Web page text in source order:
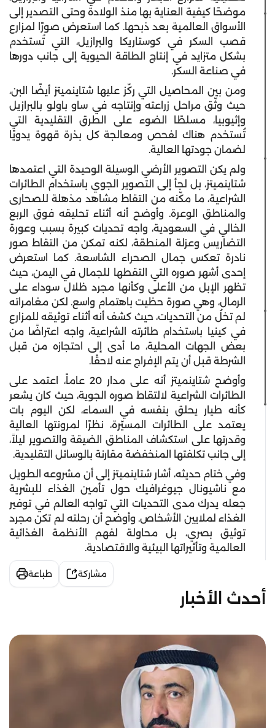
موضحًا كيفية العناية بها منذ الولادة وحتى التصدير إلى
الأسواق العالمية بعد ذبحها. كما استعرض صورًا لمزارع
قصب السكر في كوستاريكا والبرازيل، التي تُستخدم
بشكل متزايد في إنتاج الطاقة الحيوية إلى جانب دورها
في صناعة السكر.
ومن بين المحاصيل التي ركّز عليها شتاينميتز أيضًا البن،
حيث وثّق مراحل زراعته وإنتاجه في ساو باولو بالبرازيل
وإثيوبيا، مسلطًا الضوء على الطرق التقليدية التي
تُستخدم هناك لفحص ومعالجة كل بذرة قهوة يدويًا
لضمان جودتها العالية.
ولم يكن التصوير الأرضي الوسيلة الوحيدة التي اعتمدها
شتاينميتز، بل لجأ إلى التصوير الجوي باستخدام الطائرات
الشراعية، ما مكّنه من التقاط مشاهد مذهلة للصحارى
والمناطق الوعرة. وأوضح أنه أثناء تحليقه فوق الربع
الخالي في السعودية، واجه تحديات كبيرة بسبب وعورة
التضاريس وعزلة المنطقة، لكنه تمكن من التقاط صور
نادرة تعكس جمال الصحراء الشاسعة. كما استعرض
إحدى أشهر صوره التي التقطها للجمال في اليمن، حيث
تظهر الإبل من الأعلى وكأنها مجرد ظلال سوداء على
الرمال، وهي صورة حظيت باهتمام واسع. لكن مغامراته
لم تخلُ من التحديات، حيث كشف أنه أثناء توثيقه للمزارع
في كينيا باستخدام طائرته الشراعية، واجه اعتراضًا من
بعض الجهات المحلية، ما أدى إلى احتجازه من قبل
الشرطة قبل أن يتم الإفراج عنه لاحقًا.
وأوضح شتاينميتز أنه على مدار 20 عاماً، اعتمد على
الطائرات الشراعية لالتقاط صوره الجوية، حيث كان يشعر
كأنه طيار يحلق بنفسه في السماء، لكن اليوم بات
يعتمد على الطائرات المسيّرة، نظرًا لمرونتها العالية
وقدرتها على استكشاف المناطق الضيقة والتصوير ليلاً،
إلى جانب تكلفتها المنخفضة مقارنة بالوسائل التقليدية.
وفي ختام حديثه، أشار شتاينميتز إلى أن مشروعه الطويل
مع ناشيونال جيوغرافيك حول تأمين الغذاء للبشرية
جعله يدرك مدى التحديات التي تواجه العالم في توفير
الغذاء لملايين الأشخاص. وأوضح أن رحلته لم تكن مجرد
توثيق بصري، بل محاولة لفهم الأنظمة الغذائية
العالمية وتأثيراتها البيئية والاقتصادية.
مشاركة طباعة
أحدث الأخبار